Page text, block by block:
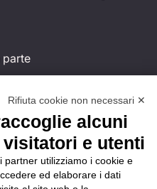
parte
è
un
Rifiuta cookie non necessari ✕
alcuni
e utenti
partner utilizziamo i cookie e
ed elaborare i dati